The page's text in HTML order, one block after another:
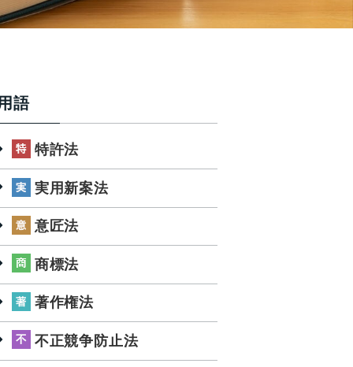
語
特許法
実用新案法
意匠法
商標法
著作権法
不正競争防止法